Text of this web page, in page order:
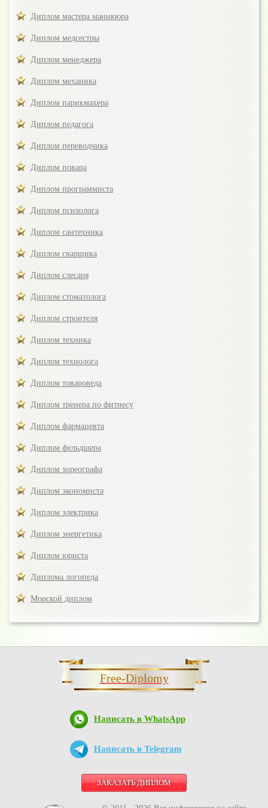
Диплом мастера маникюра
Диплом медсестры
Диплом менеджера
Диплом механика
Диплом парикмахера
Диплом педагога
Диплом переводчика
Диплом повара
Диплом программиста
Диплом психолога
Диплом сантехника
Диплом сварщика
Диплом слесаря
Диплом стоматолога
Диплом строителя
Диплом техника
Диплом технолога
Диплом товароведа
Диплом тренера по фитнесу
Диплом фармацевта
Диплом фельдшера
Диплом хореографа
Диплом экономиста
Диплом электрика
Диплом энергетика
Диплом юриста
Диплома логопеда
Морской диплом
Free-Diplomy
Написать в WhatsApp
Написать в Telegram
ЗАКАЗАТЬ ДИПЛОМ